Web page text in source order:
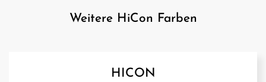
Weitere HiCon Farben
HICON